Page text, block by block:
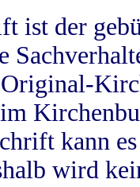
ist der
kann
wird